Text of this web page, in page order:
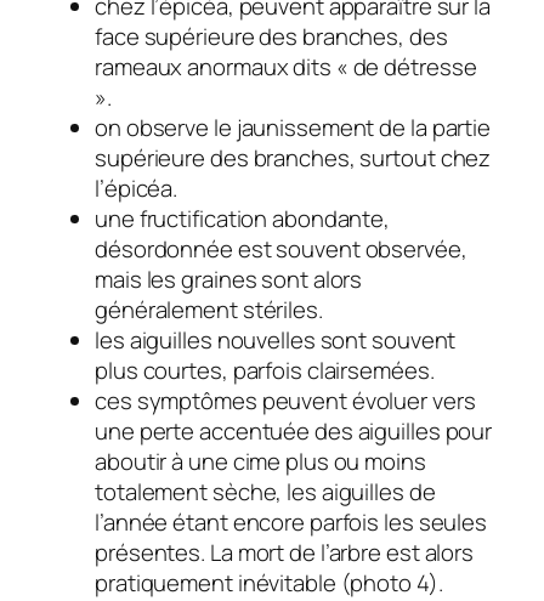
face supérieure des branches, des
rameaux anormaux dits « de détresse
».
on observe le jaunissement de la partie
supérieure des branches, surtout chez
l’épicéa.
une fructification abondante,
désordonnée est souvent observée,
mais les graines sont alors
généralement stériles.
les aiguilles nouvelles sont souvent
plus courtes, parfois clairsemées.
ces symptômes peuvent évoluer vers
une perte accentuée des aiguilles pour
aboutir à une cime plus ou moins
totalement sèche, les aiguilles de
l’année étant encore parfois les seules
présentes. La mort de l’arbre est alors
pratiquement inévitable (photo 4).